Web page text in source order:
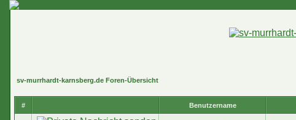
sv-murrhardt-karnsberg.de Foren-Übersicht
# Benutzername